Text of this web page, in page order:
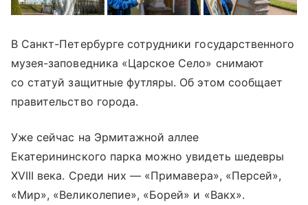
В Санкт-Петербурге сотрудники государственного
музея-заповедника «Царское Село» снимают
со статуй защитные футляры. Об этом сообщает
правительство города.
Уже сейчас на Эрмитажной аллее
Екатерининского парка можно увидеть шедевры
XVIII века. Среди них — «Примавера», «Персей»,
«Мир», «Великолепие», «Борей» и «Вакх».